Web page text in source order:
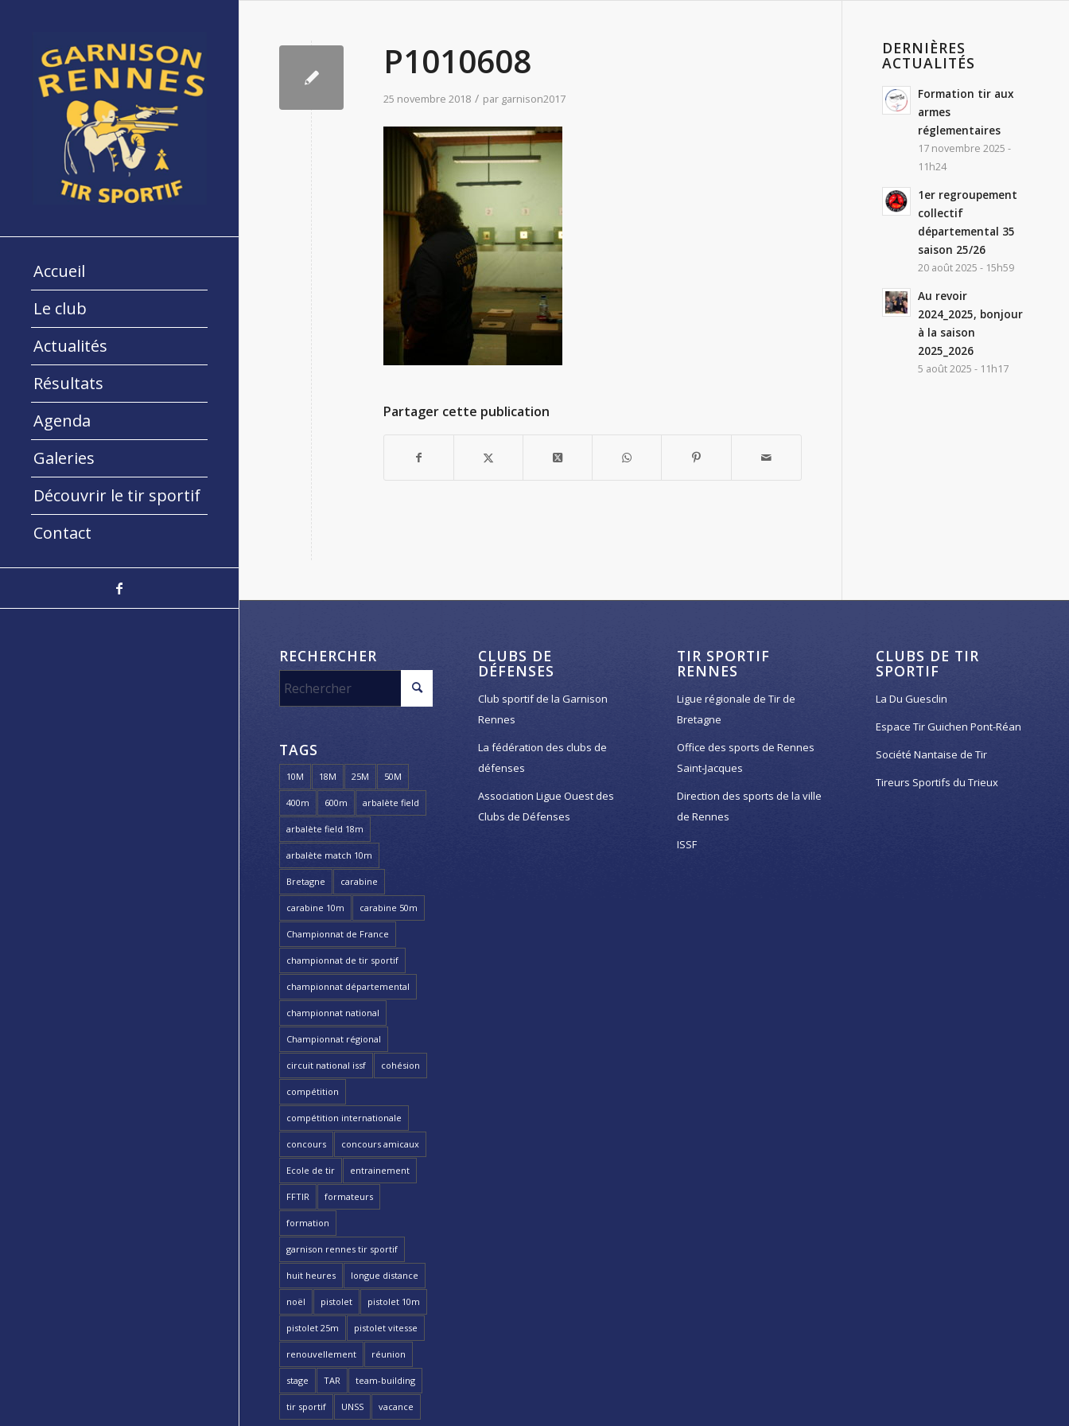
Accueil
Le club
Actualités
Résultats
Agenda
Galeries
Découvrir le tir sportif
Contact
P1010608
25 novembre 2018 / par garnison2017
Partager cette publication
DERNIÈRES
ACTUALITÉS
Formation tir aux
armes
réglementaires
17 novembre 2025 -
11h24
1er regroupement
collectif
départemental 35
saison 25/26
20 août 2025 - 15h59
Au revoir
2024_2025, bonjour
à la saison
2025_2026
5 août 2025 - 11h17
RECHERCHER
TAGS
10M 18M 25M 50M
400m 600m arbalète field
arbalète field 18m
arbalète match 10m
Bretagne carabine
carabine 10m carabine 50m
Championnat de France
championnat de tir sportif
championnat départemental
championnat national
Championnat régional
circuit national issf cohésion
compétition
compétition internationale
concours concours amicaux
Ecole de tir entrainement
FFTIR formateurs
formation
garnison rennes tir sportif
huit heures longue distance
noël pistolet pistolet 10m
pistolet 25m pistolet vitesse
renouvellement réunion
stage TAR team-building
tir sportif UNSS vacance
CLUBS DE
DÉFENSES
Club sportif de la Garnison
Rennes
La fédération des clubs de
défenses
Association Ligue Ouest des
Clubs de Défenses
TIR SPORTIF
RENNES
Ligue régionale de Tir de
Bretagne
Office des sports de Rennes
Saint-Jacques
Direction des sports de la ville
de Rennes
ISSF
CLUBS DE TIR
SPORTIF
La Du Guesclin
Espace Tir Guichen Pont-Réan
Société Nantaise de Tir
Tireurs Sportifs du Trieux